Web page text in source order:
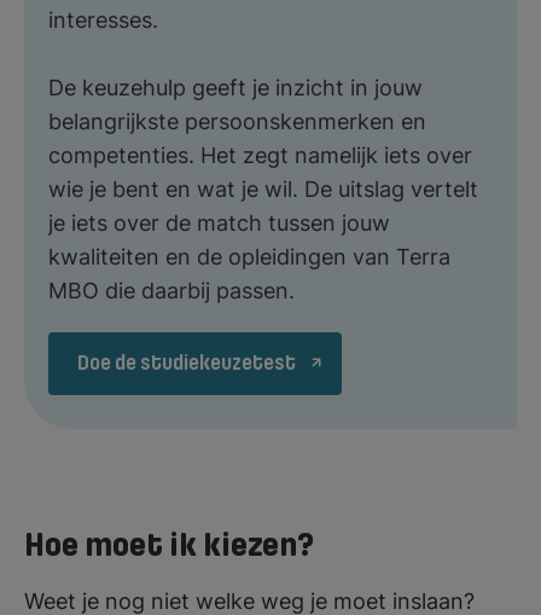
interesses.
De keuzehulp geeft je inzicht in jouw
belangrijkste persoonskenmerken en
competenties. Het zegt namelijk iets over
wie je bent en wat je wil. De uitslag vertelt
je iets over de match tussen jouw
kwaliteiten en de opleidingen van Terra
MBO die daarbij passen.
Doe de studiekeuzetest
Hoe moet ik kiezen?
Weet je nog niet welke weg je moet inslaan?